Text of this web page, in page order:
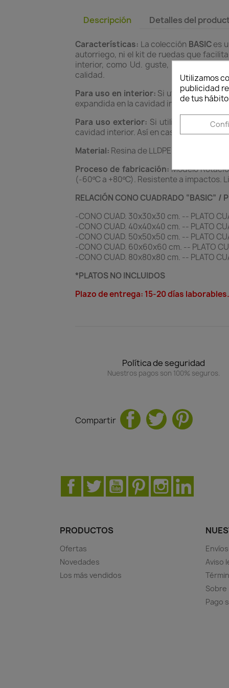
Descripción Detalles del
Características: La colección BASICes
autorriego, ni el kit de ruedas que
interior, como Ud. guste, ya que,
calidad.
Para uso en interior: Si utiliza este tipo
expandida en la cavidad interior y a
Para uso exterior: Si utiliza este tipo
cavidad interior. Así en caso de que
Material: Resina de LLDPE. (Polietileno
Proceso de fabricación: Modelo
(-60ºC a +80ºC). Resistente a impactos.
RELACIÓN CONO CUADRADO “BASIC” /
-CONO CUAD. 30x30x30 cm. -- PLATO
-CONO CUAD. 40x40x40 cm. -- PLATO
-CONO CUAD. 50x50x50 cm. -- PLATO
-CONO CUAD. 60x60x60 cm. -- PLATO
-CONO CUAD. 80x80x80 cm. -- PLATO
*PLATOS NO INCLUIDOS
Plazo de entrega: 15-20 días laborables.
Política de seguridad
Nuestros pagos son 100% seguros.
Compartir
Facebook
Twitter YouTubePinterestInstagram
PRODUCTOS
Ofertas
Novedades
Los más vendidos
Aviso
Pago
Utilizamos
publicidad
de tus